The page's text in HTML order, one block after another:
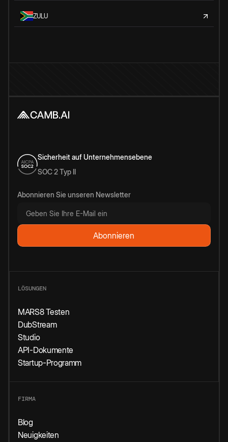
ZULU
Sicherheit auf Unternehmensebene
SOC 2 Typ II
Abonnieren Sie unseren Newsletter
LÖSUNGEN
MARS8 Testen
DubStream
Studio
API-Dokumente
Startup-Programm
FIRMA
Blog
Neuigkeiten